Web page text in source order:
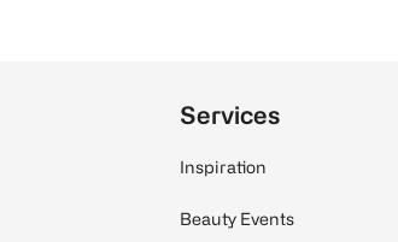
Services
Inspiration
Beauty Events